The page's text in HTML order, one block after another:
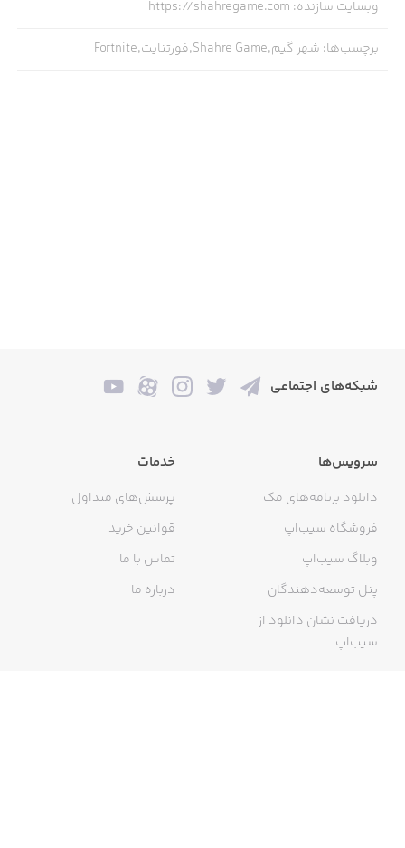
وبسایت سازنده:
https://shahregame.com
برچسب‌ها: شهر گیم,Shahre Game,فورتنایت,Fortnite
شبکه‌های اجتماعی
سرویس‌ها
دانلود برنامه‌های مک
فروشگاه سیب‌اپ
وبلاگ سیب‌اپ
پنل توسعه‌دهندگان
دریافت نشان دانلود از
سیب‌اپ
خدمات
پرسش‌های متداول
قوانین خرید
تماس با ما
درباره ما